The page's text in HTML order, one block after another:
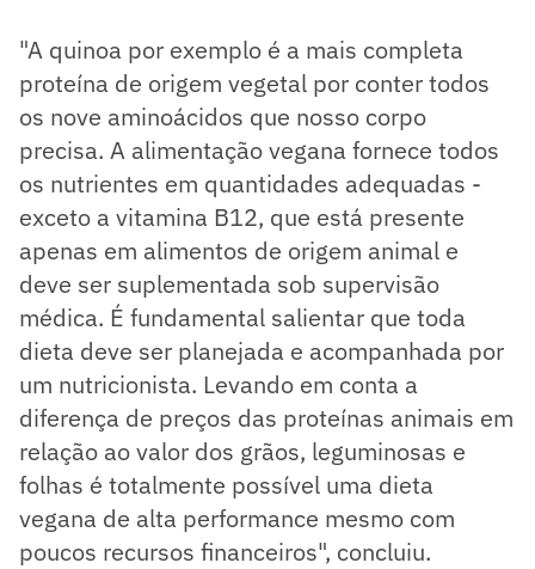
"A quinoa por exemplo é a mais completa
proteína de origem vegetal por conter todos
os nove aminoácidos que nosso corpo
precisa. A alimentação vegana fornece todos
os nutrientes em quantidades adequadas -
exceto a vitamina B12, que está presente
apenas em alimentos de origem animal e
deve ser suplementada sob supervisão
médica. É fundamental salientar que toda
dieta deve ser planejada e acompanhada por
um nutricionista. Levando em conta a
diferença de preços das proteínas animais em
relação ao valor dos grãos, leguminosas e
folhas é totalmente possível uma dieta
vegana de alta performance mesmo com
poucos recursos financeiros", concluiu.